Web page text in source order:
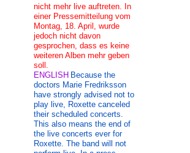
nicht mehr live auftreten. In
einer Pressemitteilung vom
Montag, 18. April, wurde
jedoch nicht davon
gesprochen, dass es keine
weiteren Alben mehr geben
soll.
ENGLISH Because the
doctors Marie Fredriksson
have strongly advised not to
play live, Roxette canceled
their scheduled concerts.
This also means the end of
the live concerts ever for
Roxette. The band will not